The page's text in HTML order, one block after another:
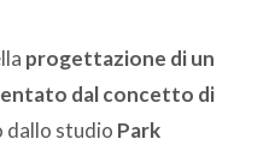
progettazione di un
dal concetto di
dallo studio Park